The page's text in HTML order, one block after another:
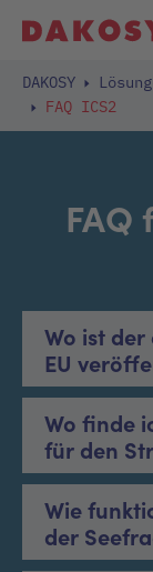
DAKOSY
FAQ ICS2
Wo ist
EU
Wo finde
für den
Wie
der